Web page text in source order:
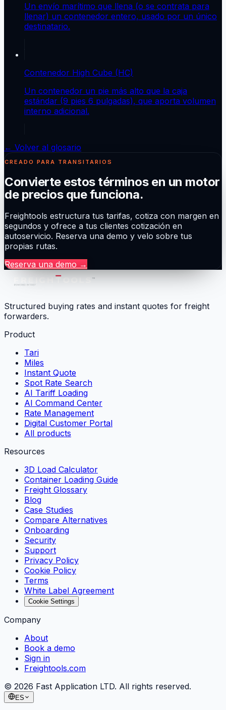
Un envío marítimo que llena (o se contrata para
llenar) un contenedor entero, usado por un único
destinatario.
Contenedor High Cube (HC)
Un contenedor un pie más alto que la caja
estándar (9 pies 6 pulgadas), que aporta volumen
interno adicional.
← Volver al glosario
CREADO PARA TRANSITARIOS
Convierte estos términos en un motor
de precios que funciona.
Freightools estructura tus tarifas, cotiza con margen en
segundos y ofrece a tus clientes cotización en
autoservicio. Reserva una demo y velo sobre tus
propias rutas.
Reserva una demo →
Structured buying rates and instant quotes for freight
forwarders.
Product
Tari
Miles
Instant Quote
Spot Rate Search
AI Tariff Loading
AI Command Center
Rate Management
Digital Customer Portal
All products
Resources
3D Load Calculator
Container Loading Guide
Freight Glossary
Blog
Case Studies
Compare Alternatives
Onboarding
Security
Support
Privacy Policy
Cookie Policy
Terms
White Label Agreement
Cookie Settings
Company
About
Book a demo
Sign in
Freightools.com
© 2026 Fast Application LTD. All rights reserved.
ES